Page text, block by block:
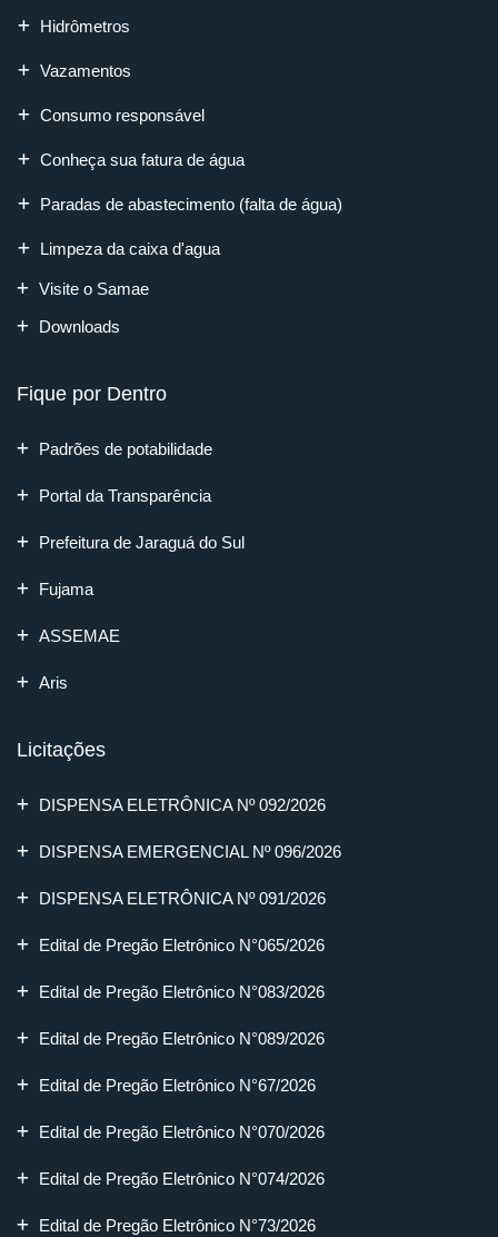
Hidrômetros
Vazamentos
Consumo responsável
Conheça sua fatura de água
Paradas de abastecimento (falta de água)
Limpeza da caixa d'agua
Visite o Samae
Downloads
Fique por Dentro
Padrões de potabilidade
Portal da Transparência
Prefeitura de Jaraguá do Sul
Fujama
ASSEMAE
Aris
Licitações
DISPENSA ELETRÔNICA Nº 092/2026
DISPENSA EMERGENCIAL Nº 096/2026
DISPENSA ELETRÔNICA Nº 091/2026
Edital de Pregão Eletrônico N°065/2026
Edital de Pregão Eletrônico N°083/2026
Edital de Pregão Eletrônico N°089/2026
Edital de Pregão Eletrônico N°67/2026
Edital de Pregão Eletrônico N°070/2026
Edital de Pregão Eletrônico N°074/2026
Edital de Pregão Eletrônico N°73/2026